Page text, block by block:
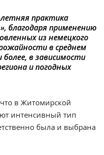
практика
благодаря применению
из немецкого
в среднем
в зависимости
и погодных
в Житомирской
интенсивный тип
была и выбрана